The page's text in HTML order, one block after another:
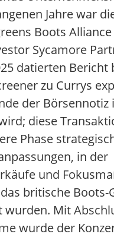
Jahre war
Boots
Sycamore
datierten Bericht
zu Currys
der Börsennotiz
diese
Phase
in der
und
britische Boots-
wurden. Mit
wurde der